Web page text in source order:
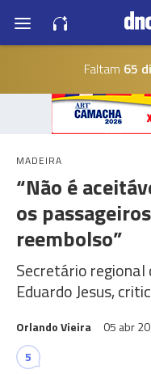
Faltam 65
MADEIRA
“Não é
os
reembolso”
Secretário regional
Eduardo Jesus,
Orlando Vieira 05 abr
5